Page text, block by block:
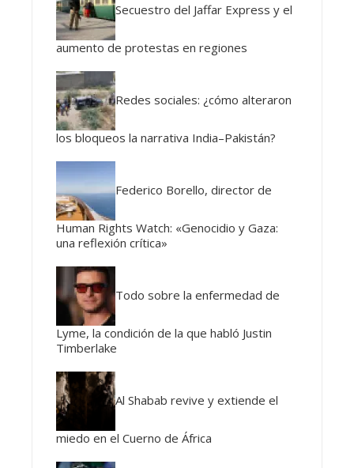
Secuestro del Jaffar Express y el
aumento de protestas en regiones
Redes sociales: ¿cómo alteraron
los bloqueos la narrativa India–Pakistán?
Federico Borello, director de
Human Rights Watch: «Genocidio y Gaza:
una reflexión crítica»
Todo sobre la enfermedad de
Lyme, la condición de la que habló Justin
Timberlake
Al Shabab revive y extiende el
miedo en el Cuerno de África